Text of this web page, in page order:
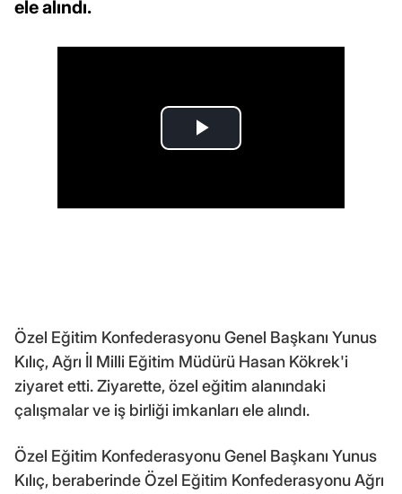
ele alındı.
Özel Eğitim Konfederasyonu Genel Başkanı Yunus
Kılıç, Ağrı İl Milli Eğitim Müdürü Hasan Kökrek'i
ziyaret etti. Ziyarette, özel eğitim alanındaki
çalışmalar ve iş birliği imkanları ele alındı.
Özel Eğitim Konfederasyonu Genel Başkanı Yunus
Kılıç, beraberinde Özel Eğitim Konfederasyonu Ağrı